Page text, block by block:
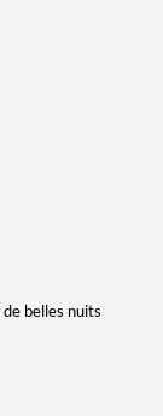
belles nuits